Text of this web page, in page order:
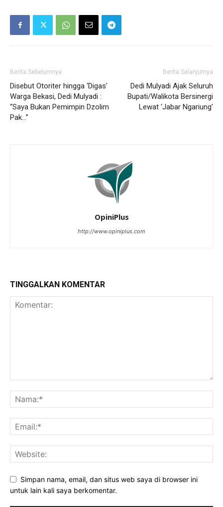
Berita Sebelumnya
Disebut Otoriter hingga ‘Digas’
Warga Bekasi, Dedi Mulyadi :
“Saya Bukan Pemimpin Dzolim
Pak…”
Berita Selanjutnya
Dedi Mulyadi Ajak Seluruh
Bupati/Walikota Bersinergi
Lewat ‘Jabar Ngariung’
OpiniPlus
http://www.opiniplus.com
TINGGALKAN KOMENTAR
Simpan nama, email, dan situs web saya di browser ini
untuk lain kali saya berkomentar.